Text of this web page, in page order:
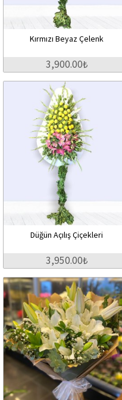
Kırmızı Beyaz Çelenk
3,900.00₺
Düğün Açılış Çiçekleri
3,950.00₺